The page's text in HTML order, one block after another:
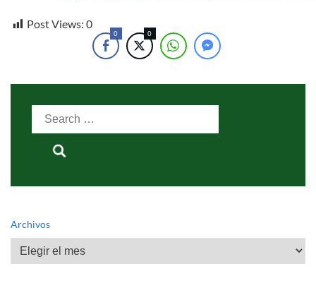
Post Views: 0
0 0
Search
Archivos
Archivos